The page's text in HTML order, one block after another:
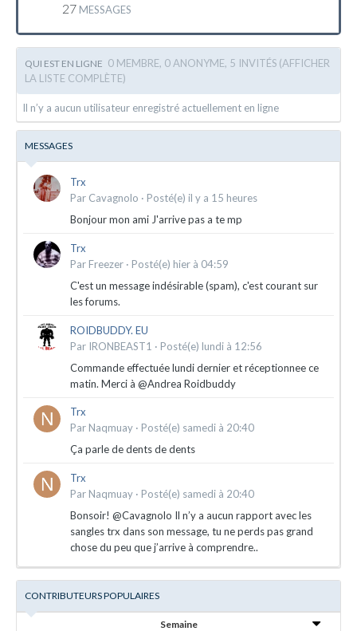
27 MESSAGES
QUI EST EN LIGNE 0 MEMBRE, 0 ANONYME, 5 INVITÉS (AFFICHER
LA LISTE COMPLÈTE)
Il n’y a aucun utilisateur enregistré actuellement en ligne
MESSAGES
Trx
Par Cavagnolo · Posté(e) il y a 15 heures
Bonjour mon ami J'arrive pas a te mp
Trx
Par Freezer · Posté(e) hier à 04:59
C'est un message indésirable (spam), c'est courant sur
les forums.
ROIDBUDDY. EU
Par IRONBEAST1 · Posté(e) lundi à 12:56
Commande effectuée lundi dernier et réceptionnee ce
matin. Merci à @Andrea Roidbuddy
Trx
Par Naqmuay · Posté(e) samedi à 20:40
Ça parle de dents de dents
Trx
Par Naqmuay · Posté(e) samedi à 20:40
Bonsoir! @Cavagnolo Il n’y a aucun rapport avec les
sangles trx dans son message, tu ne perds pas grand
chose du peu que j’arrive à comprendre..
CONTRIBUTEURS POPULAIRES
Semaine